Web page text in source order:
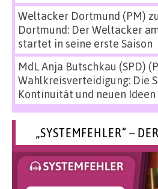
Weltacker Dortmund (PM) zu
Dortmund: Der Weltacker
startet in seine erste Saison
MdL Anja Butschkau (SPD)
Wahlkreisverteidigung: Die
Kontinuität und neuen
„SYSTEMFEHLER“ –